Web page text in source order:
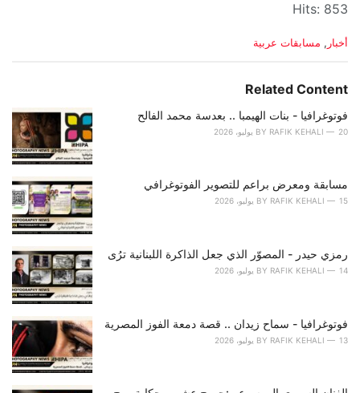
Hits: 853
C
e
o
r
:
أخبار , مسابقات عربية
Related Content
فوتوغرافيا - بنات الهيمبا .. بعدسة محمد الفالح
BY RAFIK KEHALI 20 يوليو، 2026
مسابقة ومعرض براعم للتصوير الفوتوغرافي
BY RAFIK KEHALI 15 يوليو، 2026
رمزي حيدر - المصوّر الذي جعل الذاكرة اللبنانية ترُى
BY RAFIK KEHALI 14 يوليو، 2026
فوتوغرافيا - سماح زيدان .. قصة دمعة الفوز المصرية
BY RAFIK KEHALI 13 يوليو، 2026